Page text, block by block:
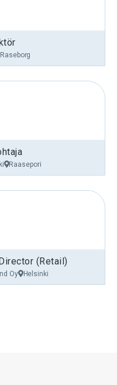
Raseborg
Raasepori
(Retail)
Oy Helsinki